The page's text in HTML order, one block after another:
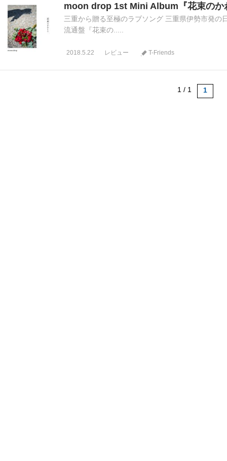
moon drop 1st Mini Album『花束のか
三重から贈る至極のラブソング 三重県伊勢市発
流通盤『花束の.....
2018.5.22 レビュー T-Friends
1 / 1 1